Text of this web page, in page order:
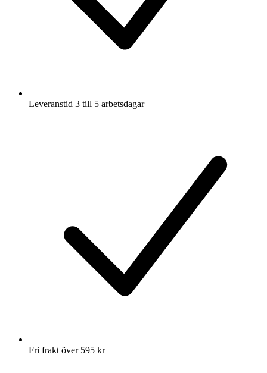
Leveranstid 3 till 5 arbetsdagar
Fri frakt över 595 kr